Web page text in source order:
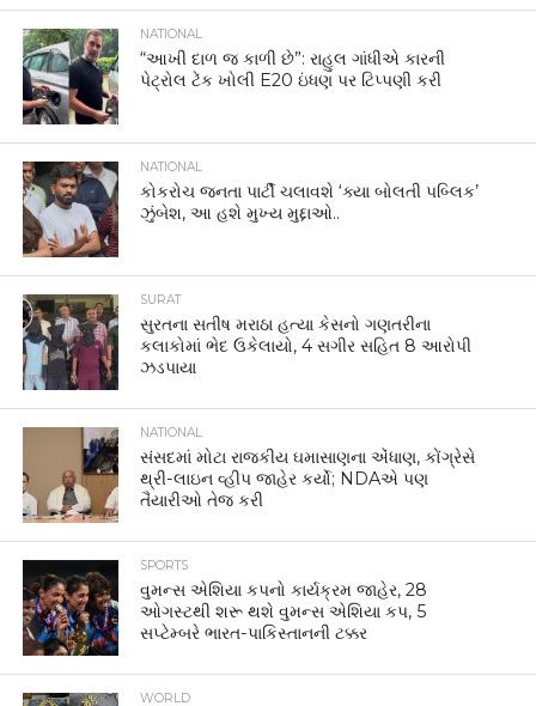
NATIONAL
“આખી દાળ જ કાળી છે”: રાહુલ ગાંધીએ કારની
પેટ્રોલ ટેંક ખોલી E20 ઇંધણ પર ટિપ્પણી કરી
NATIONAL
કોકરોચ જનતા પાર્ટી ચલાવશે ‘ક્યા બોલતી પબ્લિક’
ઝુંબેશ, આ હશે મુખ્ય મુદ્દાઓ..
SURAT
સુરતના સતીષ મરાઠા હત્યા કેસનો ગણતરીના
કલાકોમાં ભેદ ઉકેલાયો, 4 સગીર સહિત 8 આરોપી
ઝડપાયા
NATIONAL
સંસદમાં મોટા રાજકીય ઘમાસાણના એંધાણ, કોંગ્રેસે
થ્રી-લાઇન વ્હીપ જાહેર કર્યો; NDAએ પણ
તૈયારીઓ તેજ કરી
SPORTS
વુમન્સ એશિયા કપનો કાર્યક્રમ જાહેર, 28
ઓગસ્ટથી શરૂ થશે વુમન્સ એશિયા કપ, 5
સપ્ટેમ્બરે ભારત-પાકિસ્તાનની ટક્કર
WORLD